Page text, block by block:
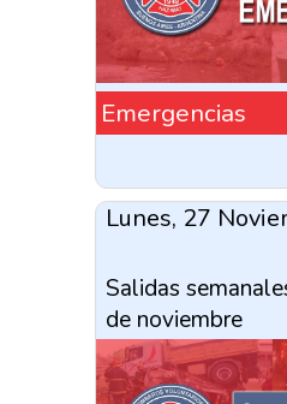
Emergencias
Lunes, 27
Salidas
de noviembre